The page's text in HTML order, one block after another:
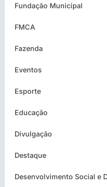
Fundação Municipal
FMCA
Fazenda
Eventos
Esporte
Educação
Divulgação
Destaque
Desenvolvimento Social e